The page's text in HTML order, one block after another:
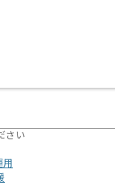
さい
用